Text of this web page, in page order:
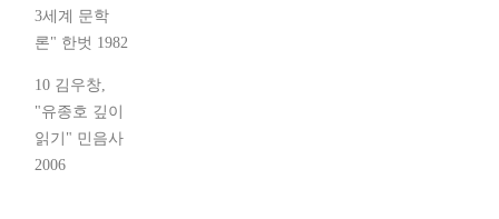
3세계 문학
론" 한벗 1982
10 김우창,
"유종호 깊이
읽기" 민음사
2006